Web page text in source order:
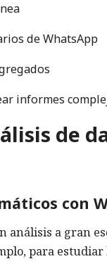
de WhatsApp
informes
de
con
análisis a gran
para